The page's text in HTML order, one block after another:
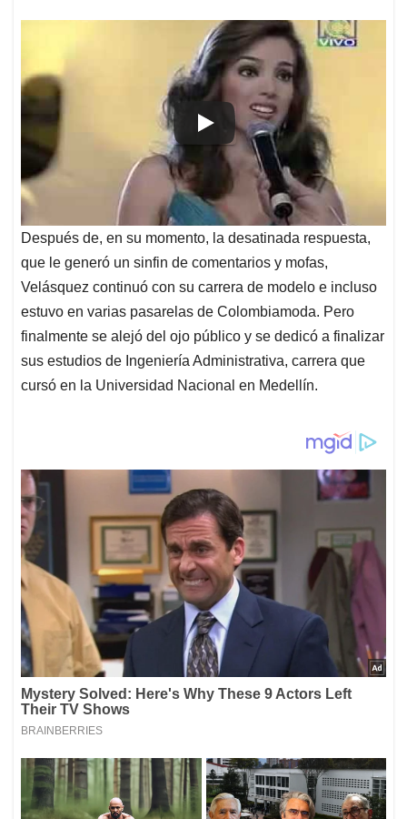
Después de, en su momento, la desatinada respuesta,
que le generó un sinfin de comentarios y mofas,
Velásquez continuó con su carrera de modelo e incluso
estuvo en varias pasarelas de Colombiamoda. Pero
finalmente se alejó del ojo público y se dedicó a finalizar
sus estudios de Ingeniería Administrativa, carrera que
cursó en la Universidad Nacional en Medellín.